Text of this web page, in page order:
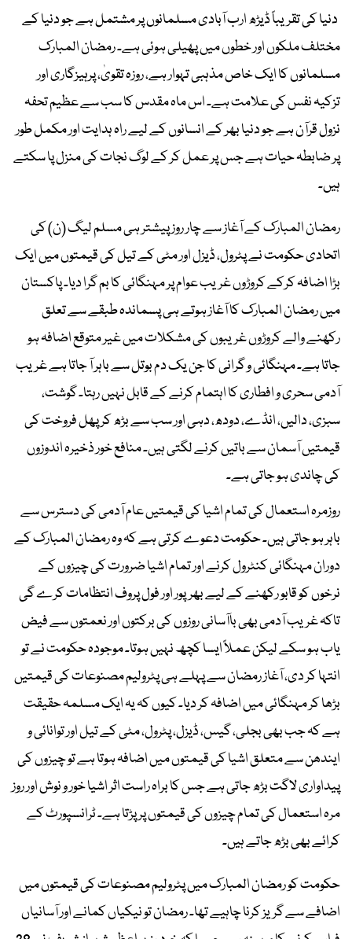
دنیا کی تقریباً ڈیڑھ ارب آبادی مسلمانوں پر مشتمل ہے جو دنیا کے
مختلف ملکوں اور خطوں میں پھیلی ہوئی ہے۔ رمضان المبارک
مسلمانوں کا ایک خاص مذہبی تہوار ہے، روزہ تقویٰ، پرہیزگاری اور
تزکیہ نفس کی علامت ہے۔ اس ماہ مقدس کا سب سے عظیم تحفہ
نزول قرآن ہے جو دنیا بھر کے انسانوں کے لیے راہ ہدایت اور مکمل طور
پر ضابطہ حیات ہے جس پر عمل کر کے لوگ نجات کی منزل پا سکتے
ہیں۔
رمضان المبارک کے آغاز سے چار روز پیشتر ہی مسلم لیگ (ن) کی
اتحادی حکومت نے پٹرول، ڈیزل اور مٹی کے تیل کی قیمتوں میں ایک
بڑا اضافہ کرکے کروڑوں غریب عوام پر مہنگائی کا بم گرا دیا۔ پاکستان
میں رمضان المبارک کا آغاز ہوتے ہی پسماندہ طبقے سے تعلق
رکھنے والے کروڑوں غریبوں کی مشکلات میں غیر متوقع اضافہ ہو
جاتا ہے۔ مہنگائی و گرانی کا جن یک دم بوتل سے باہر آ جاتا ہے غریب
آدمی سحری و افطاری کا اہتمام کرنے کے قابل نہیں رہتا۔ گوشت،
سبزی، دالیں، انڈے، دودھ، دہی اور سب سے بڑھ کر پھل فروخت کی
قیمتیں آسمان سے باتیں کرنے لگتی ہیں۔ منافع خور ذخیرہ اندوزوں
کی چاندی ہو جاتی ہے۔
روزمرہ استعمال کی تمام اشیا کی قیمتیں عام آدمی کی دسترس سے
باہر ہو جاتی ہیں۔ حکومت دعوے کرتی ہے کہ وہ رمضان المبارک کے
دوران مہنگائی کنٹرول کرنے اور تمام اشیا ضرورت کی چیزوں کے
نرخوں کو قابو رکھنے کے لیے بھرپور اور فول پروف انتظامات کرے گی
تاکہ غریب آدمی بھی باآسانی روزوں کی برکتوں اور نعمتوں سے فیض
یاب ہو سکے لیکن عملاً ایسا کچھ نہیں ہوتا۔ موجودہ حکومت نے تو
انتہا کر دی، آغاز رمضان سے پہلے ہی پٹرولیم مصنوعات کی قیمتیں
بڑھا کر مہنگائی میں اضافہ کر دیا۔ کیوں کہ یہ ایک مسلمہ حقیقت
ہے کہ جب بھی بجلی، گیس، ڈیزل، پٹرول، مٹی کے تیل اور توانائی و
ایندھن سے متعلق اشیا کی قیمتوں میں اضافہ ہوتا ہے تو چیزوں کی
پیداواری لاگت بڑھ جاتی ہے جس کا براہ راست اثر اشیا خور و نوش اور روز
مرہ استعمال کی تمام چیزوں کی قیمتوں پر پڑتا ہے۔ ٹرانسپورٹ کے
کرائے بھی بڑھ جاتے ہیں۔
حکومت کو رمضان المبارک میں پٹرولیم مصنوعات کی قیمتوں میں
اضافے سے گریز کرنا چاہیے تھا۔ رمضان تو نیکیاں کمانے اور آسانیاں